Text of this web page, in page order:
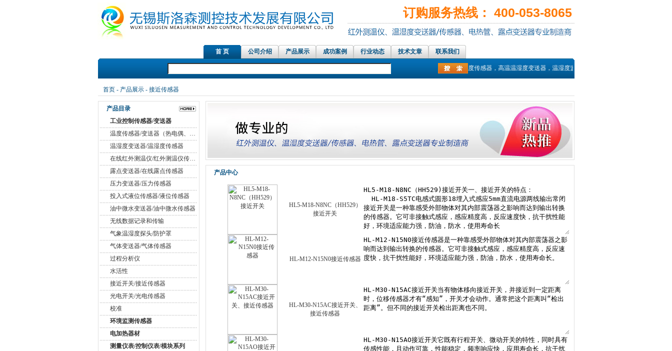
订购服务热线： 400-053-8065
首 页 公司介绍 产品展示 成功案例 行业动态 技术文章 联系我们
红外测温仪传感器，在线红外测温仪、铝材测温仪，温湿度记录仪，露点测量仪，在线露点传感器，PT100温度传感器，热电偶探头，高温湿度传感器，高温温湿度变送器，温湿度监控，高温高湿变送器，湿度传感器
首页- 产品展示- 接近传感器
产品目录
工业控制传感器/变送器
温度传感器/变送器（热电偶、热电阻）
温湿度变送器/温湿度传感器
在线红外测温仪/红外测温仪传感器
露点变送器/在线露点传感器
压力变送器/压力传感器
投入式液位传感器/液位传感器
油中微水变送器/油中微水传感器
无线数据记录和传输
气象温湿度探头/防护罩
气体变送器/气体传感器
过程分析仪
水活性
接近开关/接近传感器
光电开关/光电传感器
校准
环境监测传感器
电加热器材
测量仪表/控制仪表/模块系列
产品中心
HL5-M18-N8NC（HH529）
接近开关
HL-M12-N15N0接近传感器
HL-M30-N15AC接近开关、
接近传感器